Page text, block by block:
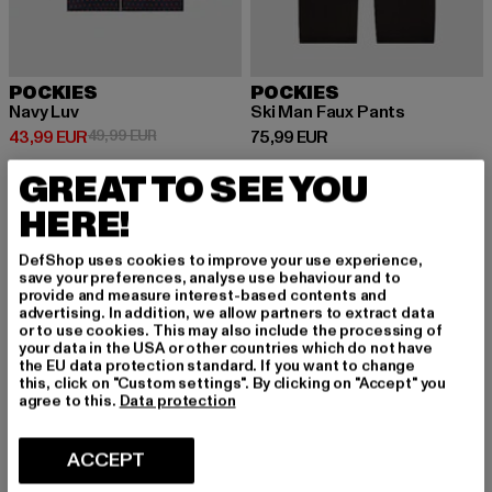
POCKIES
Navy Luv
43,99 EUR
Prix courant: 43,99 EUR
49,99 EURPrix en promotion: 49,99 EUR
POCKIES
Ski Man Faux Pants
75,99 EUR
Prix courant: 75,99 EUR
-16%
GREAT TO SEE YOU
HERE!
DefShop uses cookies to improve your use experience,
save your preferences, analyse use behaviour and to
provide and measure interest-based contents and
advertising. In addition, we allow partners to extract data
or to use cookies. This may also include the processing of
your data in the USA or other countries which do not have
the EU data protection standard. If you want to change
this, click on "Custom settings". By clicking on "Accept" you
agree to this. Data protection
ACCEPT